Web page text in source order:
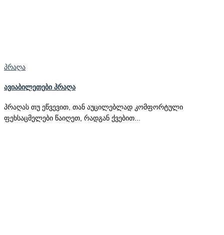
პრაღა
ავიაბილეთები პრაღა
პრაღას თუ ეწვევით, თან აუცილებლად კომფორტული
ფეხსაცმელები წაიღეთ, რადგან ქვებით...